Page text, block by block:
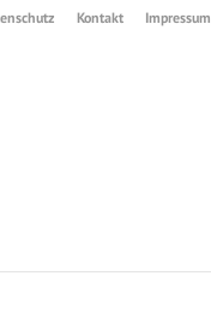
Kontakt Impressum